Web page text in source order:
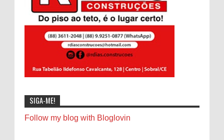
SIGA-ME!
Follow my blog with Bloglovin